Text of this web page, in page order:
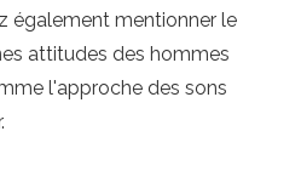
également mentionner le
attitudes des hommes
l'approche des sons